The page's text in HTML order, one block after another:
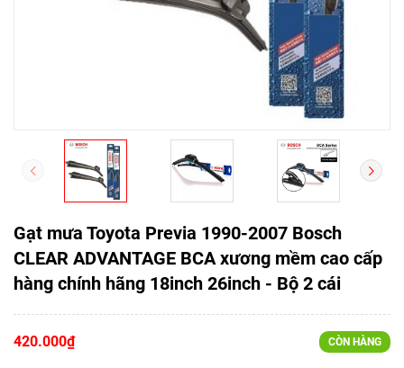
Gạt mưa Toyota Previa 1990-2007 Bosch
CLEAR ADVANTAGE BCA xương mềm cao cấp
hàng chính hãng 18inch 26inch - Bộ 2 cái
420.000₫ CÒN HÀNG